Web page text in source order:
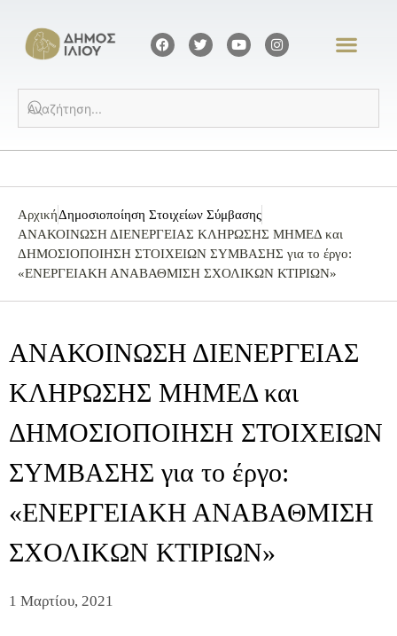
ΑρχικήΔημοσιοποίηση Στοιχείων Σύμβασης
ΑΝΑΚΟΙΝΩΣΗ ΔΙΕΝΕΡΓΕΙΑΣ ΚΛΗΡΩΣΗΣ ΜΗΜΕΔ και
ΔΗΜΟΣΙΟΠΟΙΗΣΗ ΣΤΟΙΧΕΙΩΝ ΣΥΜΒΑΣΗΣ για το έργο:
«ΕΝΕΡΓΕΙΑΚΗ ΑΝΑΒΑΘΜΙΣΗ ΣΧΟΛΙΚΩΝ ΚΤΙΡΙΩΝ»
ΑΝΑΚΟΙΝΩΣΗ ΔΙΕΝΕΡΓΕΙΑΣ
ΚΛΗΡΩΣΗΣ ΜΗΜΕΔ και
ΔΗΜΟΣΙΟΠΟΙΗΣΗ ΣΤΟΙΧΕΙΩΝ
ΣΥΜΒΑΣΗΣ για το έργο:
«ΕΝΕΡΓΕΙΑΚΗ ΑΝΑΒΑΘΜΙΣΗ
ΣΧΟΛΙΚΩΝ ΚΤΙΡΙΩΝ»
1 Μαρτίου, 2021